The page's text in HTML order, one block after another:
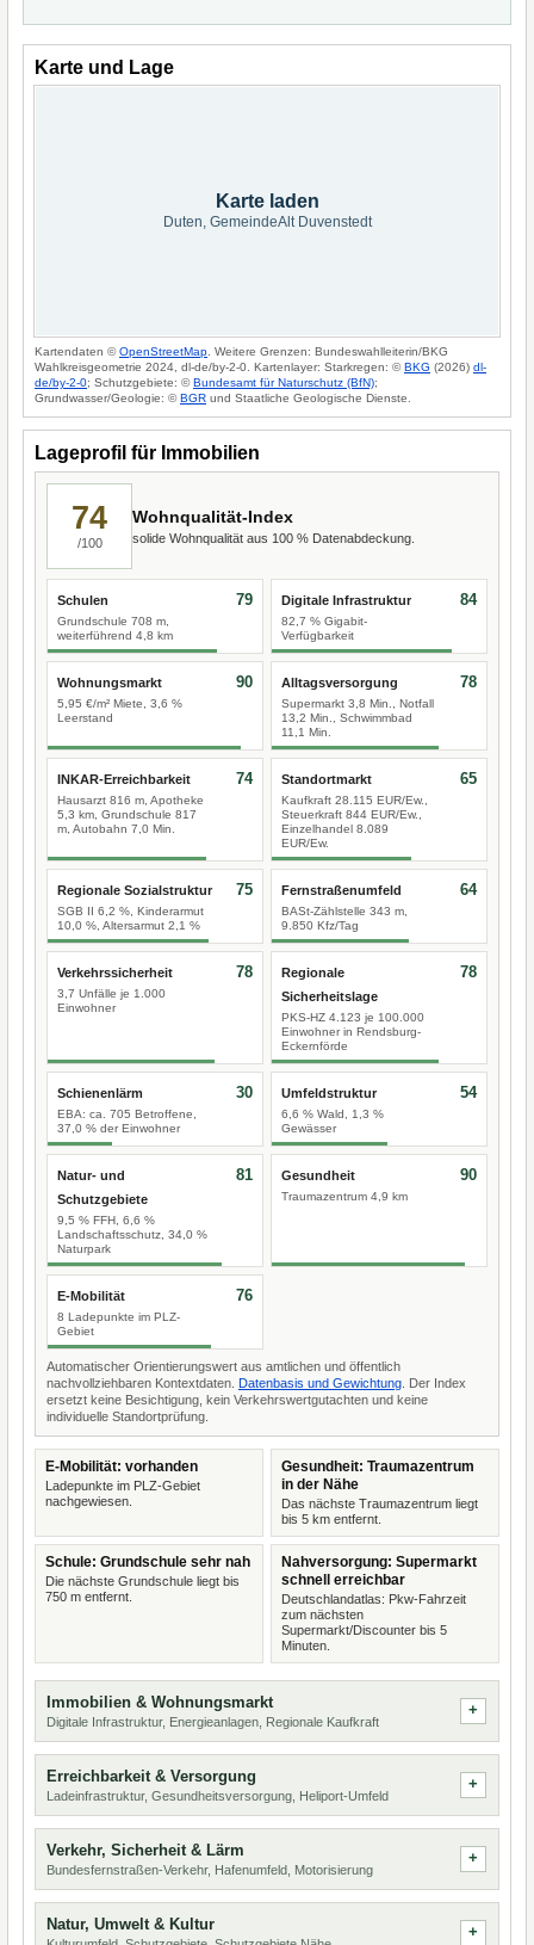
Karte und Lage
Karte laden
Duten, GemeindeAlt Duvenstedt
Kartendaten ©OpenStreetMap . Weitere Grenzen: Bundeswahlleiterin/BKG
Wahlkreisgeometrie 2024, dl-de/by-2-0. Kartenlayer: Starkregen: ©BKG (2026) dl-
de/by-2-0; Schutzgebiete: ©Bundesamt für Naturschutz (BfN);
Grundwasser/Geologie: ©BGR und Staatliche Geologische Dienste.
Lageprofil für Immobilien
74
/100
Wohnqualität-Index
solide Wohnqualität aus 100 % Datenabdeckung.
Schulen
Grundschule 708 m,
weiterführend 4,8 km
79 Digitale Infrastruktur
82,7 % Gigabit-
Verfügbarkeit
84
Wohnungsmarkt
5,95 €/m² Miete, 3,6 %
Leerstand
90 Alltagsversorgung
Supermarkt 3,8 Min., Notfall
13,2 Min., Schwimmbad
11,1 Min.
78
INKAR-Erreichbarkeit
Hausarzt 816 m, Apotheke
5,3 km, Grundschule 817
m, Autobahn 7,0 Min.
74 Standortmarkt
Kaufkraft 28.115 EUR/Ew.,
Steuerkraft 844 EUR/Ew.,
Einzelhandel 8.089
EUR/Ew.
65
Regionale Sozialstruktur
SGB II 6,2 %, Kinderarmut
10,0 %, Altersarmut 2,1 %
75 Fernstraßenumfeld
BASt-Zählstelle 343 m,
9.850 Kfz/Tag
64
Verkehrssicherheit
3,7 Unfälle je 1.000
Einwohner
78
Regionale
Sicherheitslage
PKS-HZ 4.123 je 100.000
Einwohner in Rendsburg-
Eckernförde
78
Schienenlärm
EBA: ca. 705 Betroffene,
37,0 % der Einwohner
30 Umfeldstruktur
6,6 % Wald, 1,3 %
Gewässer
54
Natur- und
Schutzgebiete
9,5 % FFH, 6,6 %
Landschaftsschutz, 34,0 %
Naturpark
81 Gesundheit
Traumazentrum 4,9 km
90
E-Mobilität
8 Ladepunkte im PLZ-
Gebiet
76
Automatischer Orientierungswert aus amtlichen und öffentlich
nachvollziehbaren Kontextdaten. Datenbasis und Gewichtung . Der Index
ersetzt keine Besichtigung, kein Verkehrswertgutachten und keine
individuelle Standortprüfung.
E-Mobilität: vorhanden
Ladepunkte im PLZ-Gebiet
nachgewiesen.
Gesundheit: Traumazentrum
in der Nähe
Das nächste Traumazentrum liegt
bis 5 km entfernt.
Schule: Grundschule sehr nah
Die nächste Grundschule liegt bis
750 m entfernt.
Nahversorgung: Supermarkt
schnell erreichbar
Deutschlandatlas: Pkw-Fahrzeit
zum nächsten
Supermarkt/Discounter bis 5
Minuten.
Immobilien & Wohnungsmarkt
Digitale Infrastruktur, Energieanlagen, Regionale Kaufkraft
Erreichbarkeit & Versorgung
Ladeinfrastruktur, Gesundheitsversorgung, Heliport-Umfeld
Verkehr, Sicherheit & Lärm
Bundesfernstraßen-Verkehr, Hafenumfeld, Motorisierung
Natur, Umwelt & Kultur